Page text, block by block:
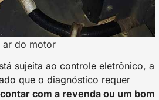
do motor
sujeita ao controle eletrônico, a
que o diagnóstico requer
com a revenda ou um bom